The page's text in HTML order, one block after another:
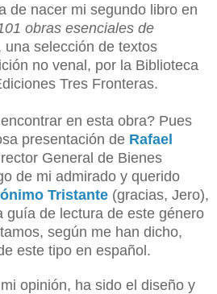
de nacer mi segundo libro en
obras esenciales de
una selección de textos
no venal, por la Biblioteca
Tres Fronteras.
en esta obra? Pues
presentación de Rafael
General de Bienes
de mi admirado y querido
Tristante (gracias, Jero),
guía de lectura de este género
según me han dicho,
este tipo en español.
opinión, ha sido el diseño y